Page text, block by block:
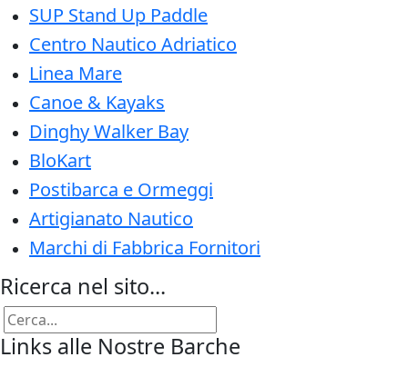
SUP Stand Up Paddle
Centro Nautico Adriatico
Linea Mare
Canoe & Kayaks
Dinghy Walker Bay
BloKart
Postibarca e Ormeggi
Artigianato Nautico
Marchi di Fabbrica Fornitori
Ricerca nel sito...
Links alle Nostre Barche